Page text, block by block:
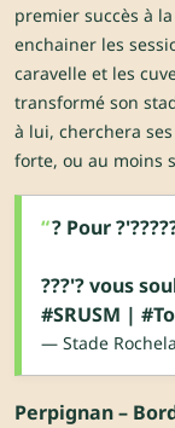
premier succès à
enchainer les
caravelle et les
transformé son
à lui, cherchera
forte, ou au moins
? Pour
???'? vous
#SRUSM |
— Stade
Perpignan –